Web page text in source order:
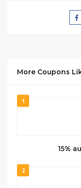
More Coupons
1
15%
2